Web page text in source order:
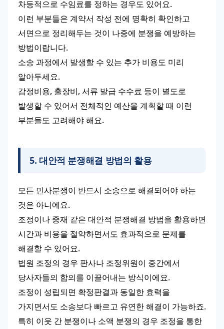
차등적으로 수임료를 정하는 경우도 있어요.
이런 부분들은 계약서 작성 전에 명확히 확인하고
서면으로 정리해두는 것이 나중에 분쟁을 예방하는
방법이랍니다.
소송 과정에서 발생할 수 있는 추가 비용도 미리
알아두세요.
감정비용, 출장비, 서류 발급 수수료 등이 별도로
발생할 수 있어서 전체적인 예산을 계획할 때 이런
부분들도 고려해야 해요.
5. 대안적 분쟁해결 방법의 활용
모든 민사분쟁이 반드시 소송으로 해결되어야 하는
것은 아니에요.
조정이나 중재 같은 대안적 분쟁해결 방법을 활용하면
시간과 비용을 절약하면서도 효과적으로 문제를
해결할 수 있어요.
법원 조정의 경우 판사나 조정위원이 중간에서
당사자들의 합의를 이끌어내는 방식이에요.
조정이 성립되면 확정판결과 동일한 효력을
가지면서도 소송보다 빠르고 유연한 해결이 가능하죠.
특히 이웃 간 분쟁이나 소액 분쟁의 경우 조정을 통한